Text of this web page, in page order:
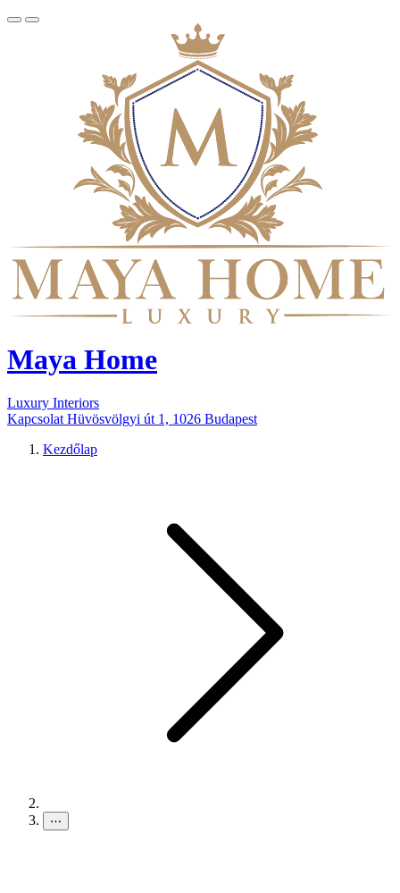
Maya Home
Luxury Interiors
Kapcsolat Hüvösvölgyi út 1, 1026 Budapest
Kezdőlap
⋯